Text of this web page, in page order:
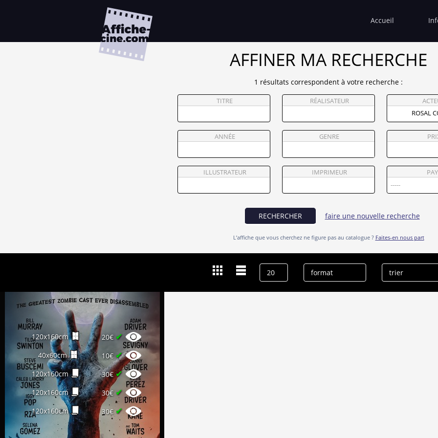
Accueil
AFFINER MA RECHERCHE
1 résultats correspondent à votre recherche :
TITRE RÉALISATEUR
ANNÉE GENRE
ILLUSTRATEUR IMPRIMEUR
RECHERCHER faire une nouvelle recherche
L’affiche que vous cherchez ne figure pas au catalogue ? Faites-en nous part
Rosal Colon
effacer l’historique
120x160cm 20€ ✔
40x60cm 10€✔
120x160cm 30€✔
120x160cm 30€ ✔
120x160cm 30€ ✔